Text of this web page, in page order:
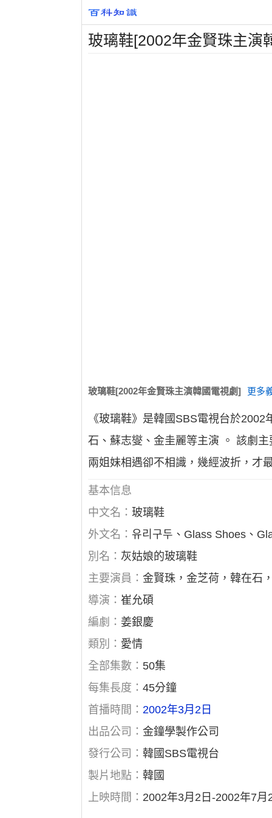
玻璃鞋[2002年金賢珠主演
玻璃鞋[2002年金賢珠主演韓國電視劇] 更多
《玻璃鞋》是韓國SBS電視台於
石、蘇志燮、金圭麗等主演 。 該劇
兩姐妹相遇卻不相識，幾經波折，才
基本信息
中文名：玻璃鞋
外文名：유리구두、Glass Shoes、
別名：灰姑娘的玻璃鞋
主要演員：金賢珠，金芝荷，韓在石
導演：崔允碩
編劇： 姜銀慶
類別： 愛情
全部集數： 50集
每集長度：45分鐘
首播時間：2002年3月2日
出品公司：金鐘學製作公司
發行公司：韓國SBS電視台
製片地點：韓國
上映時間： 2002年3月2日-2002年7月